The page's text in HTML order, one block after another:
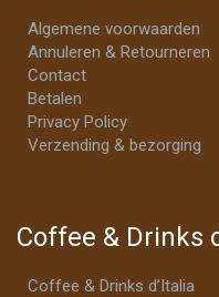
Algemene voorwaarden
Annuleren & Retourneren
Contact
Betalen
Privacy Policy
Verzending & bezorging
Coffee & Drinks
Coffee & Drinks d’Italia